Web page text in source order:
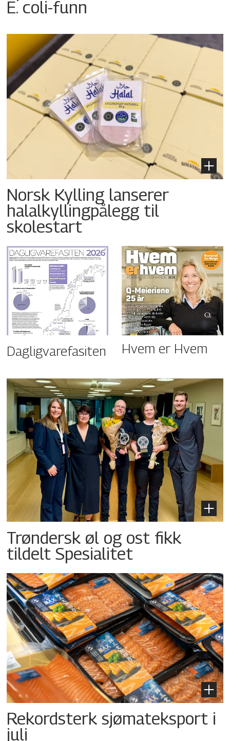
E. coli-funn
Norsk Kylling lanserer
halalkyllingpålegg til
skolestart
Dagligvarefasiten Hvem er Hvem
Trøndersk øl og ost fikk
tildelt Spesialitet
Rekordsterk sjømateksport i
juli